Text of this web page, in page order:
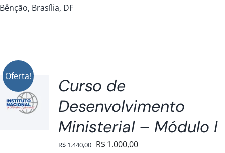
Bênção, Brasília, DF
Oferta!
Curso de
Desenvolvimento
Ministerial – Módulo I
R$1.440,00 O
R$1.000,00O